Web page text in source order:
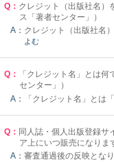
Q： クレジット（出版社名）
ス「著者センター」）
A： クレジット（出版社名
よむ
Q：
「クレジット名」とは
センター」）
A：
「クレジット名」とは
Q： 同人誌・個人出版登録サ
ア上にいつ販売になりま
A： 審査通過後の反映となり